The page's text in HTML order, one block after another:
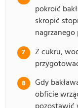
pokroić
skropić
nagrzanego
Z cukru,
Gdy
obficie